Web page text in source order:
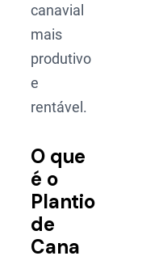
canavial
mais
produtivo
e
rentável.
O que
é o
Plantio
de
Cana